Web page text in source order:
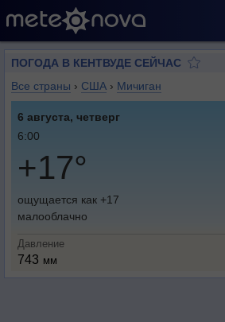
ПОГОДА В КЕНТВУДЕ СЕЙЧАС
Все страны › США › Мичиган
6 августа, четверг
6:00
+17°
ощущается как +17
малооблачно
Давление
743 мм